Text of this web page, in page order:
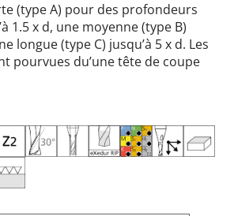
(type A) pour des profondeurs
1.5 x d, une moyenne (type B)
longue (type C) jusqu’à 5 x d. Les
pourvues du’une tête de coupe